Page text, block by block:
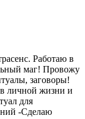
Работаю в
маг! Провожу
заговоры!
личной жизни и
для
-Сделаю